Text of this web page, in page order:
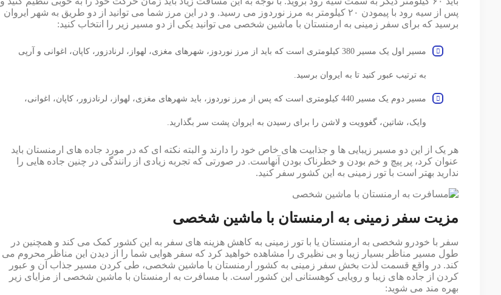
پس از سیه رود با پیمودن ۲۰ کیلومتر به مرز نوردوز می رسید. و در این مرز شما می توانید از دو طریق به شهر ایروان
برسید که برای سفر زمینی به ارمنستان با ماشین شخصی می توانید یکی از دو مسیر زیر را انتخاب کنید:
مسیر اول یک مسیر 380 کیلومتری است که باید از مرز نوردوز، شهرهای مغزی، لهواز، لرنادزور، کاپان، اغوانی و آرپی
به ترتیب عبور کنید تا به ایروان برسید.‌
مسیر دوم یک مسیر 440 کیلومتری است که پس از مرز نوردوز، باید شهرهای مغزی، لهواز، لرنادزور، کاپان، اغوانی،
وایک، شاتین، گغوویت و لاشن را برای رسیدن به ایروان پشت سر بگذارید.
هر یک از این دو مسیر زیبایی ها و جذابیت های خاص خود را دارند و البته نکته ای که در مورد جاده های ارمنستان باید
عنوان کرد، پر پیچ و ‌خم بودن و خطرناک بودن آنهاست. در صورتی که تجربه زیادی از رانندگی در چنین جاده هایی را
ندارید بهتر است با تور زمینی به این کشور سفر کنید‌‌.
مزیت سفر زمینی به ارمنستان با ماشین شخصی
سفر با خودرو شخصی به ارمنستان یا با تور زمینی به کاهش هزینه های سفر به این کشور کمک می کند و‌ همچنین در
طول مسیر مناظر بسیار زیبا و بی نظیری را مشاهده خواهید کرد که سفر هوایی شما را از دیدن این مناظر محروم می
کند.‌ در واقع قسمت لذت بخش سفر زمینی به کشور ارمنستان با ماشین شخصی، طی کردن مسیر جذاب آن و عبور
کردن از جاده های زیبا و رویایی کوهستانی این کشور است. با مسافرت به ارمنستان با ماشین شخصی از مزایای زیر
بهره مند می شوید: